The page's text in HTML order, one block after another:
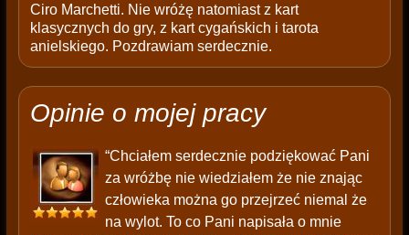
Ciro Marchetti. Nie wróżę natomiast z kart
klasycznych do gry, z kart cygańskich i tarota
anielskiego. Pozdrawiam serdecznie.
Opinie o mojej pracy
“Chciałem serdecznie podziękować Pani
za wróżbę nie wiedziałem że nie znając
człowieka można go przejrzeć niemal że
na wylot. To co Pani napisała o mnie